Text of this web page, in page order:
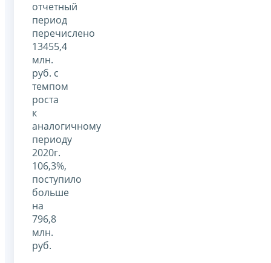
отчетный
период
перечислено
13455,4
млн.
руб. с
темпом
роста
к
аналогичному
периоду
2020г.
106,3%,
поступило
больше
на
796,8
млн.
руб.